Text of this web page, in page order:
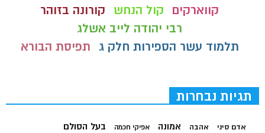
קווארקים
קול הנחש
קורונה בזוהר
רבי יהודה לייב אשלג
תלמוד עשר הספירות חלק ג
תפיסת הבורא
תגיות נבחרות
אדם סיני אהבה אמונה אפיקי חכמה בעל הסולם